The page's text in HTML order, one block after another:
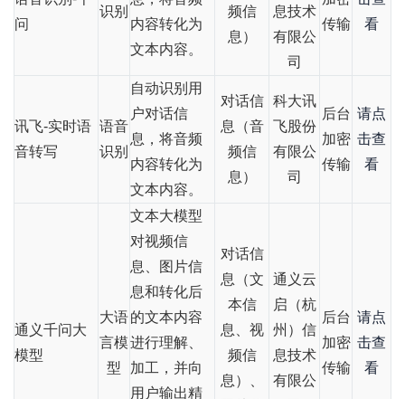
问
识别
内容转化为
文本内容。
频信
息）
息技术
有限公
司
传输
看
讯飞-实时语
音转写
语音
识别
自动识别用
户对话信
息，将音频
内容转化为
文本内容。
对话信
息（音
频信
息）
科大讯
飞股份
有限公
司
后台
加密
传输
请点
击查
看
通义千问大
模型
大语
言模
型
文本大模型
对视频信
息、图片信
息和转化后
的文本内容
进行理解、
加工，并向
用户输出精
对话信
息（文
本信
息、视
频信
息）、
通义云
启（杭
州）信
息技术
有限公
后台
加密
传输
请点
击查
看